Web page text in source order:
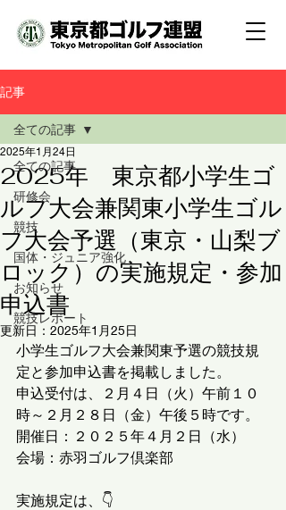
記事
全ての記事
研修会
競技
国体・ジュニア強化
お知らせ
競技レポート
全ての記事
2025年 東京都小学生ゴ
ルフ大会兼関東小学生ゴル
フ大会予選（東京・山梨ブ
ロック）の実施規定・参加
申込書
2025年1月24日
更新日： 2025年1月25日
小学生ゴルフ大会兼関東予選の競技規
定と参加申込書を掲載しました。
申込受付は、２月４日（火）午前１０
時～２月２８日（金）午後５時です。
開催日：２０２５年４月２日（水）
会場：赤羽ゴルフ倶楽部
実施規定は、👇